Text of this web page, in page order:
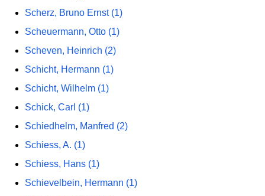
Scherz, Bruno Ernst (1)
Scheuermann, Otto (1)
Scheven, Heinrich (2)
Schicht, Hermann (1)
Schicht, Wilhelm (1)
Schick, Carl (1)
Schiedhelm, Manfred (2)
Schiess, A. (1)
Schiess, Hans (1)
Schievelbein, Hermann (1)